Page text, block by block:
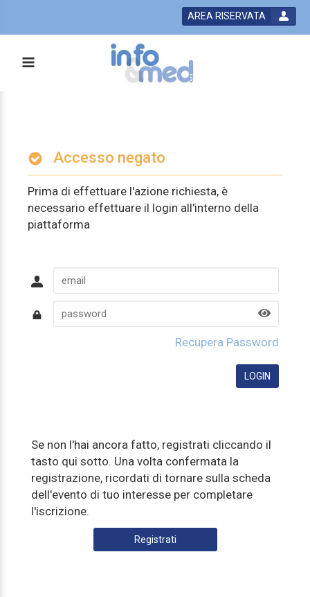
AREA RISERVATA
Accesso negato
Prima di effettuare l'azione richiesta, è
necessario effettuare il login all'interno della
piattaforma
Recupera Password
Se non l'hai ancora fatto, registrati cliccando il
tasto qui sotto. Una volta confermata la
registrazione, ricordati di tornare sulla scheda
dell'evento di tuo interesse per completare
l'iscrizione.
Registrati